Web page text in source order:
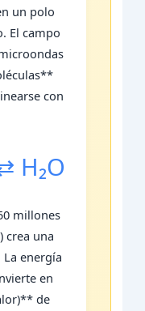
un polo
El campo
con
H₂O
millones
crea una
energía
en
de